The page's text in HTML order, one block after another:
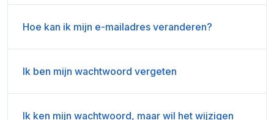
Hoe kan ik mijn e-mailadres veranderen?
Ik ben mijn wachtwoord vergeten
Ik ken mijn wachtwoord, maar wil het wijzigen